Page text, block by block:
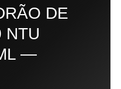
DE
NTU
—